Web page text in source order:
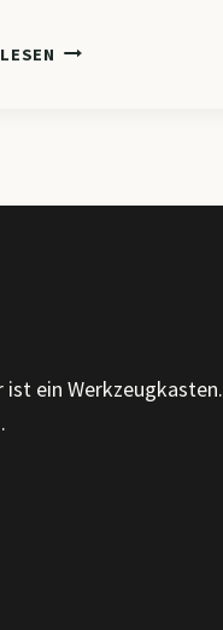
CM3
ist ein Werkzeugkasten.